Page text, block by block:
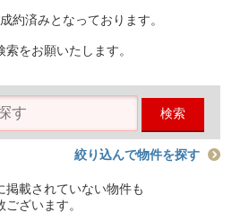
約済みとなっております。
をお願いたします。
検索
絞り込んで物件を探す
掲載されていない物件も
ございます。